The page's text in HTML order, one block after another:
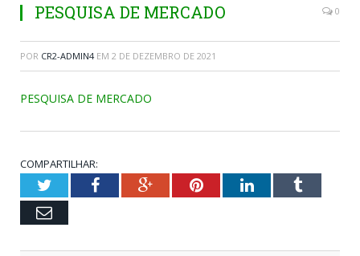
PESQUISA DE MERCADO 0
POR CR2-ADMIN4 EM 2 DE DEZEMBRO DE 2021
PESQUISA DE MERCADO
COMPARTILHAR:
TwitterFacebookGoogle+PinterestLinkedInTumblr
Email